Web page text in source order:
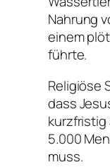
Nahrung
einem
führte.
Religiöse
dass
kurzfristig
5.000
muss.